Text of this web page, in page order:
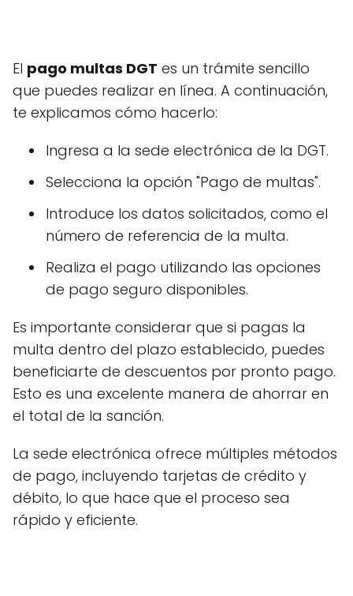
El pago multas DGT es un trámite sencillo
que puedes realizar en línea. A continuación,
te explicamos cómo hacerlo:
Ingresa a la sede electrónica de la DGT.
Selecciona la opción "Pago de multas".
Introduce los datos solicitados, como el
número de referencia de la multa.
Realiza el pago utilizando las opciones
de pago seguro disponibles.
Es importante considerar que si pagas la
multa dentro del plazo establecido, puedes
beneficiarte de descuentos por pronto pago.
Esto es una excelente manera de ahorrar en
el total de la sanción.
La sede electrónica ofrece múltiples métodos
de pago, incluyendo tarjetas de crédito y
débito, lo que hace que el proceso sea
rápido y eficiente.